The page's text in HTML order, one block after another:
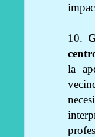
10.
la